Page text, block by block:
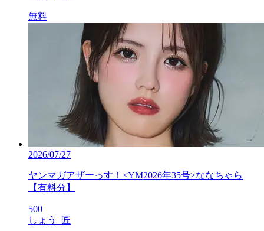
無料
2026/07/27
ヤンマガアザーっす！<YM2026年35号>ななちゃら
【有料分】
500
しょう_匠